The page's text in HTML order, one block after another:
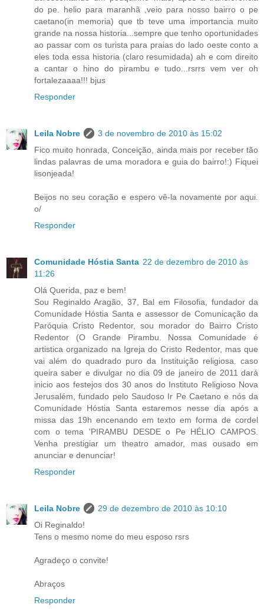
do pe. helio para maranhã ,veio para nosso bairro o pe
caetano(in memoria) que tb teve uma importancia muito
grande na nossa historia...sempre que tenho oportunidades
ao passar com os turista para praias do lado oeste conto a
eles toda essa historia (claro resumidada) ah e com direito
a cantar o hino do pirambu e tudo...rsrrs vem ver oh
fortalezaaaa!!! bjus
Responder
Leila Nobre
3 de novembro de 2010 às 15:02
Fico muito honrada, Conceição, ainda mais por receber tão
lindas palavras de uma moradora e guia do bairro!:) Fiquei
lisonjeada!
Beijos no seu coração e espero vê-la novamente por aqui.
o/
Responder
Comunidade Hóstia Santa 22 de dezembro de 2010 às
11:26
Olá Querida, paz e bem!
Sou Reginaldo Aragão, 37, Bal em Filosofia, fundador da
Comunidade Hóstia Santa e assessor de Comunicação da
Paróquia Cristo Redentor, sou morador do Bairro Cristo
Redentor (O Grande Pirambu. Nossa Comunidade é
artistica organizado na Igreja do Cristo Redentor, mas que
vai além do quadrado puro da Instituição religiosa. caso
queira saber e divulgar no dia 09 de janeiro de 2011 dará
inicio aos festejos dos 30 anos do Instituto Religioso Nova
Jerusalém, fundado pelo Saudoso Ir Pe Caetano e nós da
Comunidade Hóstia Santa estaremos nesse dia após a
missa das 19h encenando em texto em forma de cordel
com o tema 'PIRAMBU DESDE o Pe HÉLIO CAMPOS.
Venha prestigiar um theatro amador, mas ousado em
anunciar e denunciar!
Responder
Leila Nobre
29 de dezembro de 2010 às 10:10
Oi Reginaldo!
Tens o mesmo nome do meu esposo rsrs
Agradeço o convite!
Abraços
Responder